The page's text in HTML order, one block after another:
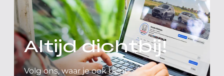
Altijd dichtbij!
Volg ons, waar je ook bent